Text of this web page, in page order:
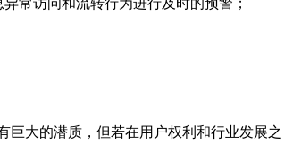
巨大的潜质，但若在用户权利和行业发展之